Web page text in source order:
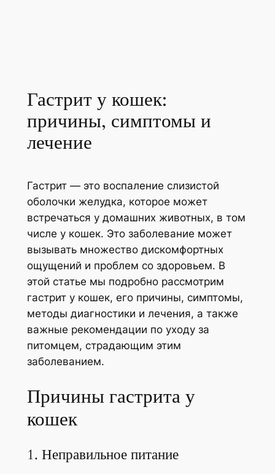
Гастрит у кошек:
причины, симптомы и
лечение
Гастрит — это воспаление слизистой
оболочки желудка, которое может
встречаться у домашних животных, в том
числе у кошек. Это заболевание может
вызывать множество дискомфортных
ощущений и проблем со здоровьем. В
этой статье мы подробно рассмотрим
гастрит у кошек, его причины, симптомы,
методы диагностики и лечения, а также
важные рекомендации по уходу за
питомцем, страдающим этим
заболеванием.
Причины гастрита у
кошек
1. Неправильное питание